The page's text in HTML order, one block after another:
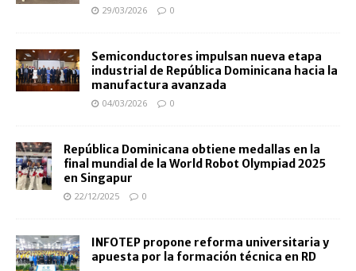
29/03/2026 0
Semiconductores impulsan nueva etapa
industrial de República Dominicana hacia la
manufactura avanzada
04/03/2026 0
República Dominicana obtiene medallas en la
final mundial de la World Robot Olympiad 2025
en Singapur
22/12/2025 0
INFOTEP propone reforma universitaria y
apuesta por la formación técnica en RD